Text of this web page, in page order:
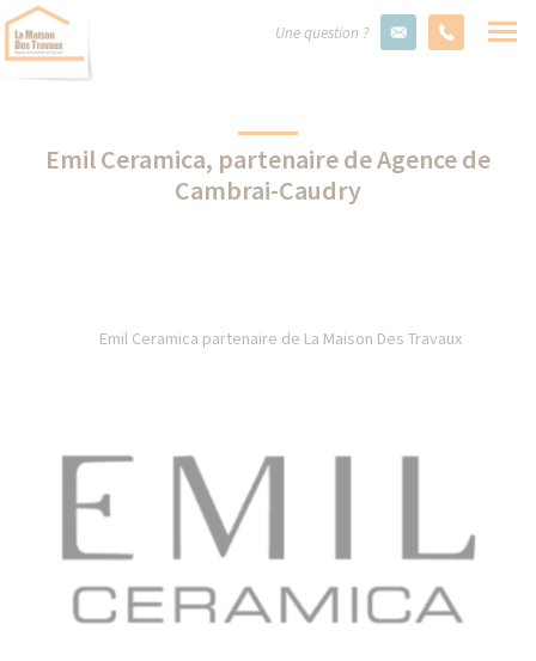
Une question ?
Emil Ceramica, partenaire de Agence de
Cambrai-Caudry
Emil Ceramica partenaire de La Maison Des Travaux